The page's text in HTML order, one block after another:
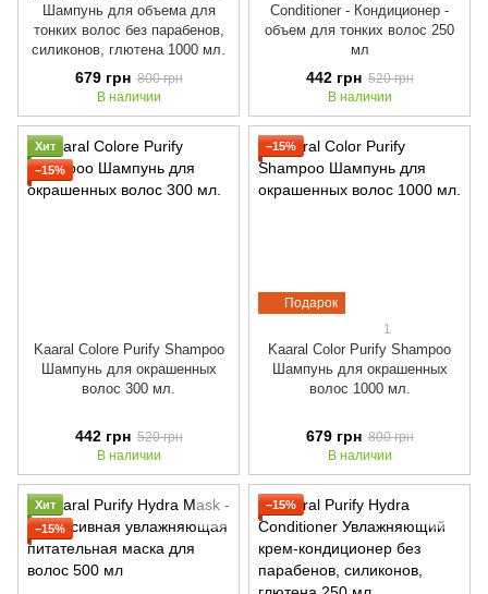
Шампунь для объема для
тонких волос без парабенов,
силиконов, глютена 1000 мл.
679 грн 800 грн
В наличии
Conditioner - Кондиционер -
объем для тонких волос 250
мл
442 грн 520 грн
В наличии
Хит
−15%
Kaaral Colore Purify Shampoo
Шампунь для окрашенных
волос 300 мл.
442 грн 520 грн
В наличии
Подарок
−15%
1
Kaaral Color Purify Shampoo
Шампунь для окрашенных
волос 1000 мл.
679 грн 800 грн
В наличии
Хит
−15%
−15%